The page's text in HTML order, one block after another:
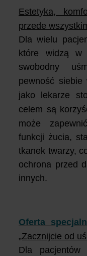
Estetyka,
przede
Dla wielu
które widzą w
swobodny
pewność
jako lekarze
celem są
może
funkcji żucia,
tkanek twarzy,
ochrona przed
innych.
Oferta
„Zacznijcie od
Dla pacjentów